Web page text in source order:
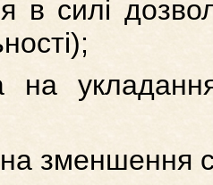
в силі
на
зменшення